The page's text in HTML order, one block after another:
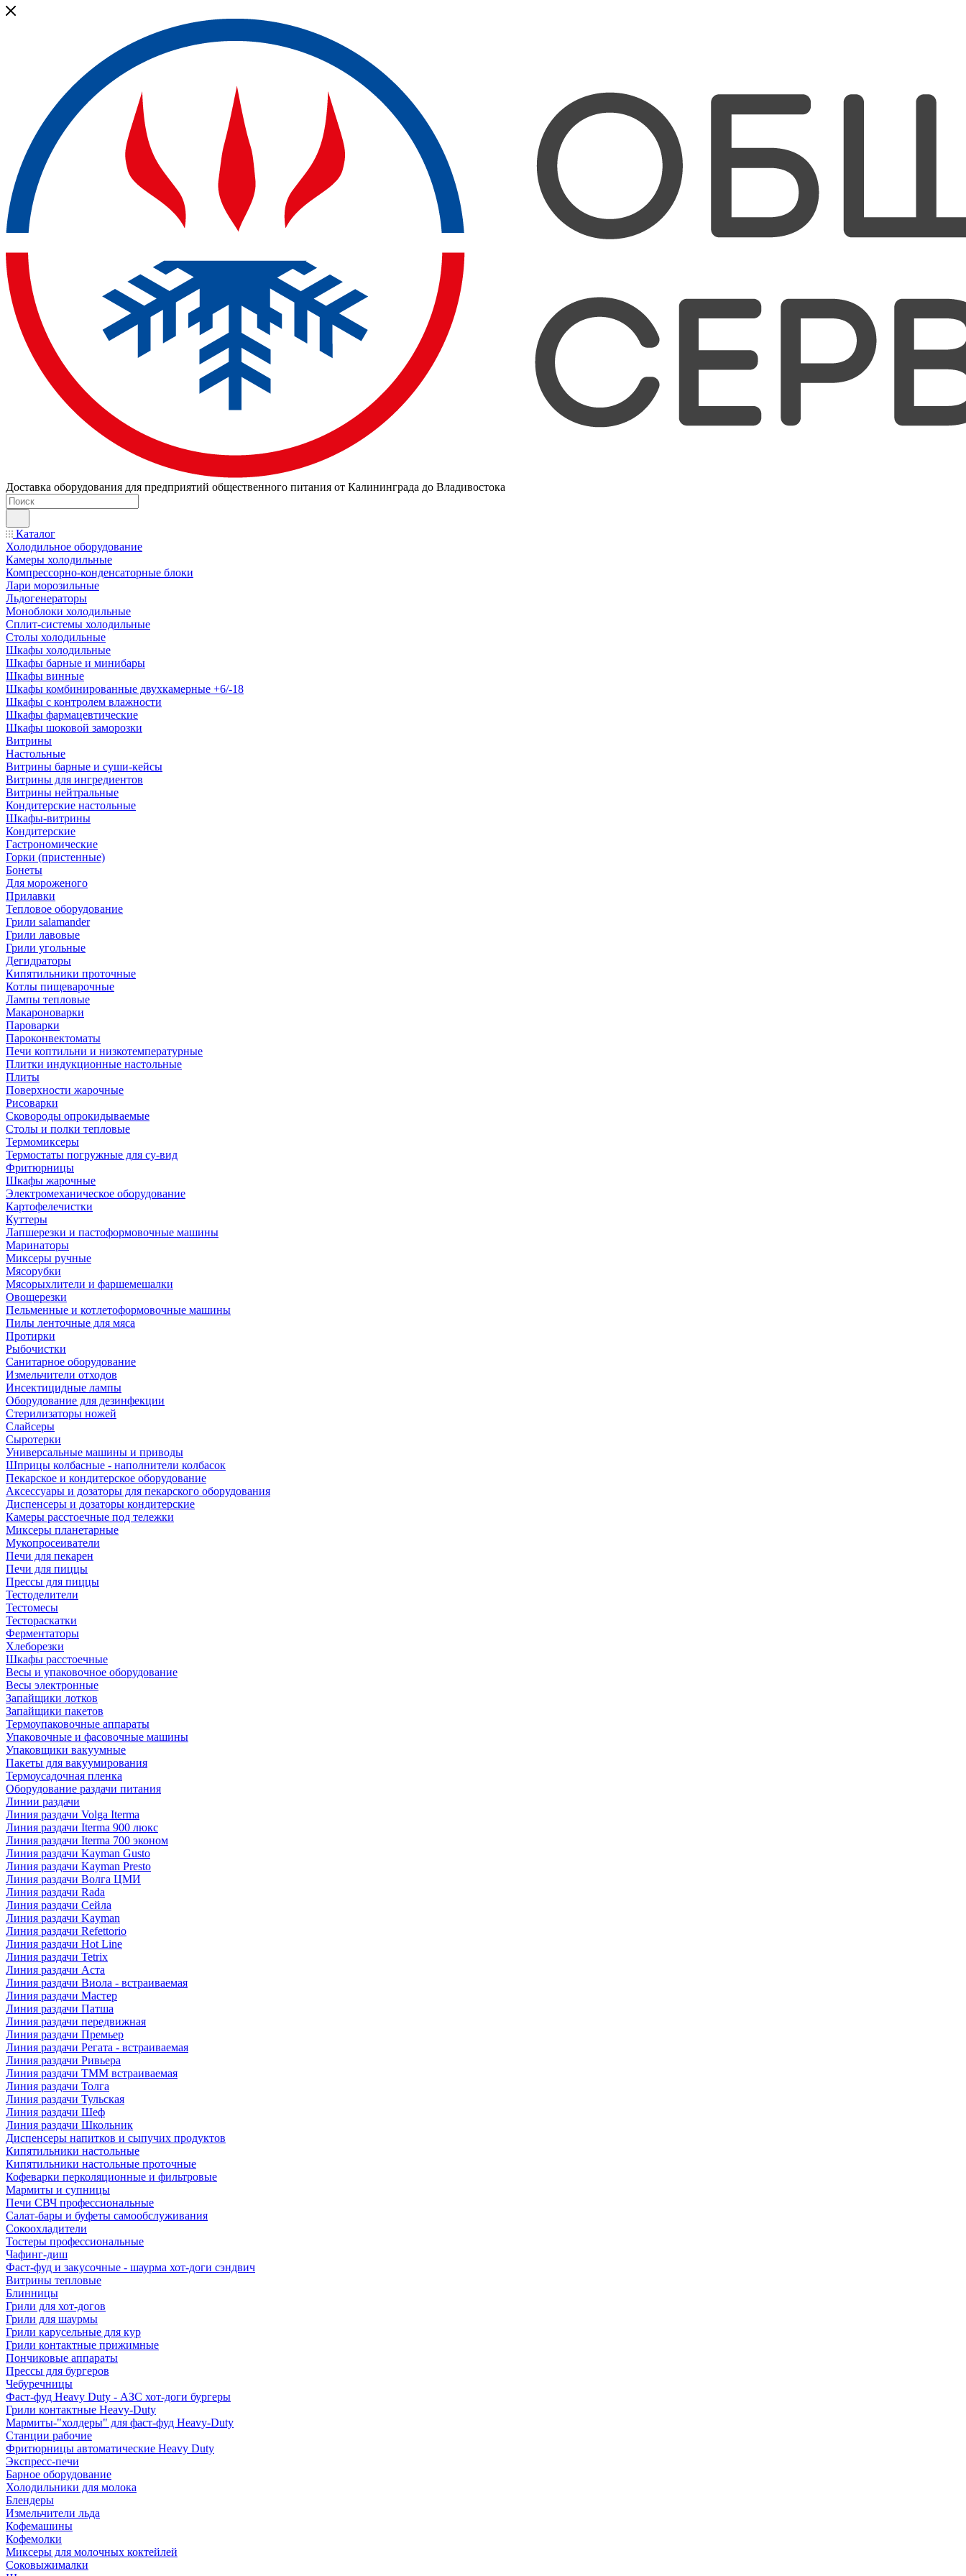
Доставка оборудования для предприятий общественного питания от Калининграда до Владивостока
Каталог
Холодильное оборудование
Камеры холодильные
Компрессорно-конденсаторные блоки
Лари морозильные
Льдогенераторы
Моноблоки холодильные
Сплит-системы холодильные
Столы холодильные
Шкафы холодильные
Шкафы барные и минибары
Шкафы винные
Шкафы комбинированные двухкамерные +6/-18
Шкафы с контролем влажности
Шкафы фармацевтические
Шкафы шоковой заморозки
Витрины
Настольные
Витрины барные и суши-кейсы
Витрины для ингредиентов
Витрины нейтральные
Кондитерские настольные
Шкафы-витрины
Кондитерские
Гастрономические
Горки (пристенные)
Бонеты
Для мороженого
Прилавки
Тепловое оборудование
Грили salamander
Грили лавовые
Грили угольные
Дегидраторы
Кипятильники проточные
Котлы пищеварочные
Лампы тепловые
Макароноварки
Пароварки
Пароконвектоматы
Печи коптильни и низкотемпературные
Плитки индукционные настольные
Плиты
Поверхности жарочные
Рисоварки
Сковороды опрокидываемые
Столы и полки тепловые
Термомиксеры
Термостаты погружные для су-вид
Фритюрницы
Шкафы жарочные
Электромеханическое оборудование
Картофелечистки
Куттеры
Лапшерезки и пастоформовочные машины
Маринаторы
Миксеры ручные
Мясорубки
Мясорыхлители и фаршемешалки
Овощерезки
Пельменные и котлетоформовочные машины
Пилы ленточные для мяса
Протирки
Рыбочистки
Санитарное оборудование
Измельчители отходов
Инсектицидные лампы
Оборудование для дезинфекции
Стерилизаторы ножей
Слайсеры
Сыротерки
Универсальные машины и приводы
Шприцы колбасные - наполнители колбасок
Пекарское и кондитерское оборудование
Аксессуары и дозаторы для пекарского оборудования
Диспенсеры и дозаторы кондитерские
Камеры расстоечные под тележки
Миксеры планетарные
Мукопросеиватели
Печи для пекарен
Печи для пиццы
Прессы для пиццы
Тестоделители
Тестомесы
Тестораскатки
Ферментаторы
Хлеборезки
Шкафы расстоечные
Весы и упаковочное оборудование
Весы электронные
Запайщики лотков
Запайщики пакетов
Термоупаковочные аппараты
Упаковочные и фасовочные машины
Упаковщики вакуумные
Пакеты для вакуумирования
Термоусадочная пленка
Оборудование раздачи питания
Линии раздачи
Линия раздачи Volga Iterma
Линия раздачи Iterma 900 люкс
Линия раздачи Iterma 700 эконом
Линия раздачи Kayman Gusto
Линия раздачи Kayman Presto
Линия раздачи Волга ЦМИ
Линия раздачи Rada
Линия раздачи Сейла
Линия раздачи Kayman
Линия раздачи Refettorio
Линия раздачи Hot Line
Линия раздачи Tetrix
Линия раздачи Аста
Линия раздачи Виола - встраиваемая
Линия раздачи Мастер
Линия раздачи Патша
Линия раздачи передвижная
Линия раздачи Премьер
Линия раздачи Регата - встраиваемая
Линия раздачи Ривьера
Линия раздачи ТММ встраиваемая
Линия раздачи Толга
Линия раздачи Тульская
Линия раздачи Шеф
Линия раздачи Школьник
Диспенсеры напитков и сыпучих продуктов
Кипятильники настольные
Кипятильники настольные проточные
Кофеварки перколяционные и фильтровые
Мармиты и супницы
Печи СВЧ профессиональные
Салат-бары и буфеты самообслуживания
Сокоохладители
Тостеры профессиональные
Чафинг-диш
Фаст-фуд и закусочные - шаурма хот-доги сэндвич
Витрины тепловые
Блинницы
Грили для хот-догов
Грили для шаурмы
Грили карусельные для кур
Грили контактные прижимные
Пончиковые аппараты
Прессы для бургеров
Чебуречницы
Фаст-фуд Heavy Duty - АЗС хот-доги бургеры
Грили контактные Heavy-Duty
Мармиты-"холдеры" для фаст-фуд Heavy-Duty
Станции рабочие
Фритюрницы автоматические Heavy Duty
Экспресс-печи
Барное оборудование
Холодильники для молока
Блендеры
Измельчители льда
Кофемашины
Кофемолки
Миксеры для молочных коктейлей
Соковыжималки